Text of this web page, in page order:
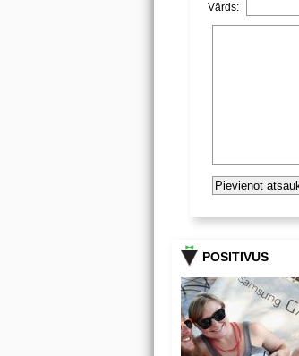
Vārds:
POSITIVUS